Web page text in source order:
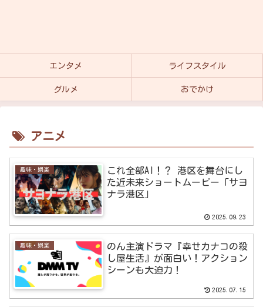
エンタメ ライフスタイル
グルメ おでかけ
アニメ
趣味・娯楽
これ全部AI！？ 港区を舞台にし
た近未来ショートムービー「サヨ
ナラ港区」
2025.09.23
趣味・娯楽
のん主演ドラマ『幸せカナコの殺
し屋生活』が面白い！アクション
シーンも大迫力！
2025.07.15